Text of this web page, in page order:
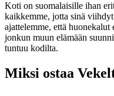
Koti on suomalaisille ihan
kaikkemme, jotta sinä
ajattelemme, että
jonkun muun elämään
tuntuu kodilta.
Miksi ostaa